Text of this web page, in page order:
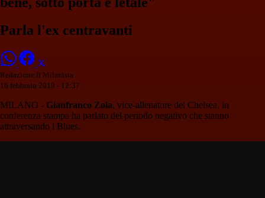
Parla l'ex centravanti
Redazione Il Milanista
16 febbraio 2019 - 12:37
MILANO - Gianfranco Zola, vice-allenatore del Chelsea, in
conferenza stampa ha parlato del periodo negativo che stanno
attraversando i Blues.